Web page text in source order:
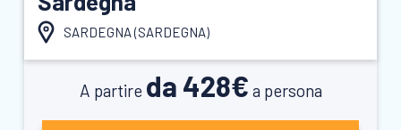
SARDEGNA (SARDEGNA)
A partire da 428€ a persona